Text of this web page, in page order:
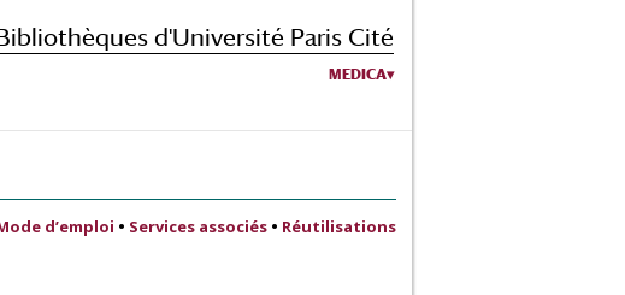
d'Université Paris Cité
MEDICA
d’emploi • Services associés • Réutilisations